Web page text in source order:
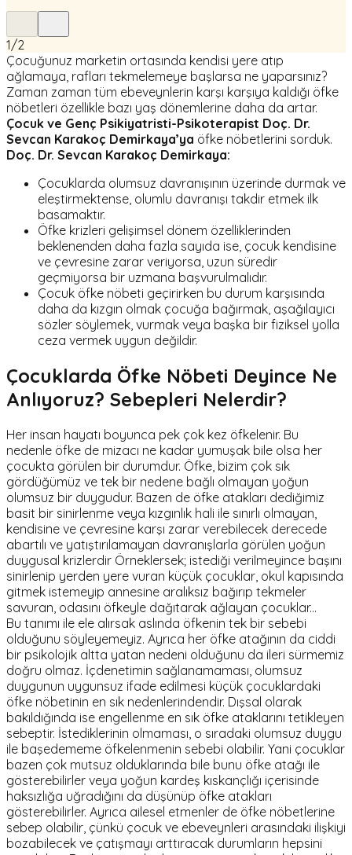
1/2
Çocuğunuz marketin ortasında kendisi yere atıp
ağlamaya, rafları tekmelemeye başlarsa ne yaparsınız?
Zaman zaman tüm ebeveynlerin karşı karşıya kaldığı öfke
nöbetleri özellikle bazı yaş dönemlerine daha da artar.
Çocuk ve Genç Psikiyatristi-Psikoterapist Doç. Dr.
Sevcan Karakoç Demirkaya’ya öfke nöbetlerini sorduk.
Doç. Dr. Sevcan Karakoç Demirkaya:
Çocuklarda olumsuz davranışının üzerinde durmak ve
eleştirmektense, olumlu davranışı takdir etmek ilk
basamaktır.
Öfke krizleri gelişimsel dönem özelliklerinden
beklenenden daha fazla sayıda ise, çocuk kendisine
ve çevresine zarar veriyorsa, uzun süredir
geçmiyorsa bir uzmana başvurulmalıdır.
Çocuk öfke nöbeti geçirirken bu durum karşısında
daha da kızgın olmak çocuğa bağırmak, aşağılayıcı
sözler söylemek, vurmak veya başka bir fiziksel yolla
ceza vermek uygun değildir.
Çocuklarda Öfke Nöbeti Deyince Ne
Anlıyoruz? Sebepleri Nelerdir?
Her insan hayatı boyunca pek çok kez öfkelenir. Bu
nedenle öfke de mizacı ne kadar yumuşak bile olsa her
çocukta görülen bir durumdur. Öfke, bizim çok sık
gördüğümüz ve tek bir nedene bağlı olmayan yoğun
olumsuz bir duygudur. Bazen de öfke atakları dediğimiz
basit bir sinirlenme veya kızgınlık hali ile sınırlı olmayan,
kendisine ve çevresine karşı zarar verebilecek derecede
abartılı ve yatıştırılamayan davranışlarla görülen yoğun
duygusal krizlerdir Örneklersek; istediği verilmeyince başını
sinirlenip yerden yere vuran küçük çocuklar, okul kapısında
gitmek istemeyip annesine aralıksız bağırıp tekmeler
savuran, odasını öfkeyle dağıtarak ağlayan çocuklar...
Bu tanımı ile ele alırsak aslında öfkenin tek bir sebebi
olduğunu söyleyemeyiz. Ayrıca her öfke atağının da ciddi
bir psikolojik altta yatan nedeni olduğunu da ileri sürmemiz
doğru olmaz. İçdenetimin sağlanamaması, olumsuz
duygunun uygunsuz ifade edilmesi küçük çocuklardaki
öfke nöbetinin en sık nedenlerindendir. Dışsal olarak
bakıldığında ise engellenme en sık öfke ataklarını tetikleyen
sebeptir. İstediklerinin olmaması, o sıradaki olumsuz duygu
ile başedememe öfkelenmenin sebebi olabilir. Yani çocuklar
bazen çok mutsuz olduklarında bile bunu öfke atağı ile
gösterebilirler veya yoğun kardeş kıskançlığı içerisinde
haksızlığa uğradığını da düşünüp öfke atakları
gösterebilirler. Ayrıca ailesel etmenler de öfke nöbetlerine
sebep olabilir, çünkü çocuk ve ebeveynleri arasındaki ilişkiyi
bozabilecek ve çatışmayı arttıracak durumların hepsini